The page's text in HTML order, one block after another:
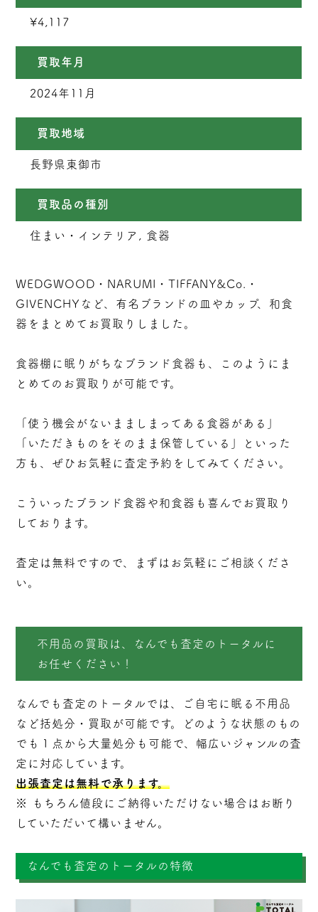
¥4,117
買取年月
2024年11月
買取地域
長野県東御市
買取品の種別
住まい・インテリア, 食器
WEDGWOOD・NARUMI・TIFFANY&Co.・
GIVENCHYなど、有名ブランドの皿やカップ、和食
器をまとめてお買取りしました。
食器棚に眠りがちなブランド食器も、このようにま
とめてのお買取りが可能です。
「使う機会がないまましまってある食器がある」
「いただきものをそのまま保管している」といった
方も、ぜひお気軽に査定予約をしてみてください。
こういったブランド食器や和食器も喜んでお買取り
しております。
査定は無料ですので、まずはお気軽にご相談くださ
い。
不用品の買取は、なんでも査定のトータルに
お任せください！
なんでも査定のトータルでは、ご自宅に眠る不用品
など括処分・ 買取 が可能です。どのような状態のもの
でも１点から大量処分も可能で、幅広いジャンルの査
定に対応しています。
出張査定は無料で承ります。
※ もちろん値段にご納得いただけない場合はお断り
していただいて構いません。
なんでも査定のトータルの特徴